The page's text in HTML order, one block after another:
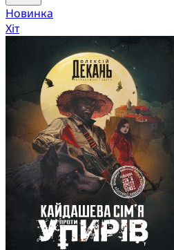
Новинка
Хіт